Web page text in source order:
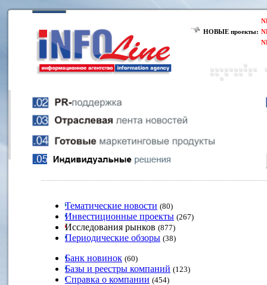
НОВЫЕ проекты:
Тематические новости (80)
Инвестиционные проекты (267)
Исследования рынков (877)
Периодические обзоры (38)
Банк новинок (60)
Базы и реестры компаний (123)
Справка о компании (454)